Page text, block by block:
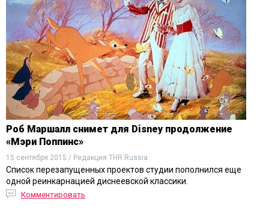
Роб Маршалл снимет для Disney продолжение
«Мэри Поппинс»
15 сентября 2015 / Редакция THR Russia
Список перезапущенных проектов студии пополнился еще
одной реинкарнацией диснеевской классики.
Комментировать